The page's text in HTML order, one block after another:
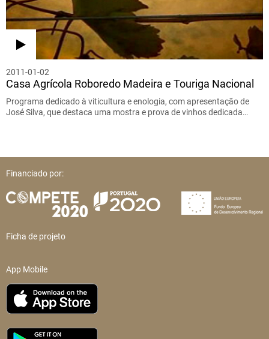
2011-01-02
Casa Agrícola Roboredo Madeira e Touriga Nacional
Programa dedicado à viticultura e enologia, com apresentação de
José Silva, que destaca uma mostra e prova de vinhos dedicada…
Financiado por:
Ficha de projeto
App Mobile